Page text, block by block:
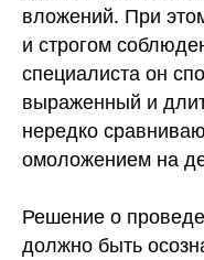
вложений. При
и строгом
специалиста он
выраженный и
нередко
омоложением на
Решение о
должно быть